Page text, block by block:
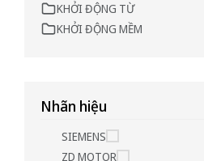
KHỞI ĐỘNG TỪ
KHỞI ĐỘNG MỀM
Nhãn hiệu
SIEMENS
ZD MOTOR